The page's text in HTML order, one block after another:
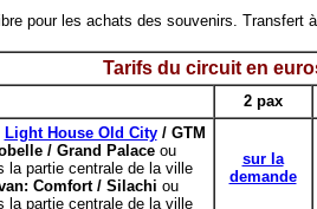
pour les achats des souvenirs. Transfert
Tarifs du circuit en
2 pax
Light House Old City/ GTM
/ Grand Palace ou
la partie centrale de la ville
Comfort / Silachi ou
la partie centrale de la ville
sur la
demande